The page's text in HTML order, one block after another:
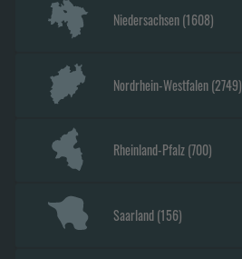
Niedersachsen(1608)
Nordrhein-Westfalen(2749)
Rheinland-Pfalz(700)
Saarland(156)